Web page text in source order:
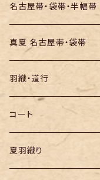
お召し
木綿・綿麻
絞りの浴衣
名古屋帯・袋帯・半幅帯
名古屋帯
袋帯
半幅帯
真夏 名古屋帯・袋帯
羽織・道行
コート
夏羽織り